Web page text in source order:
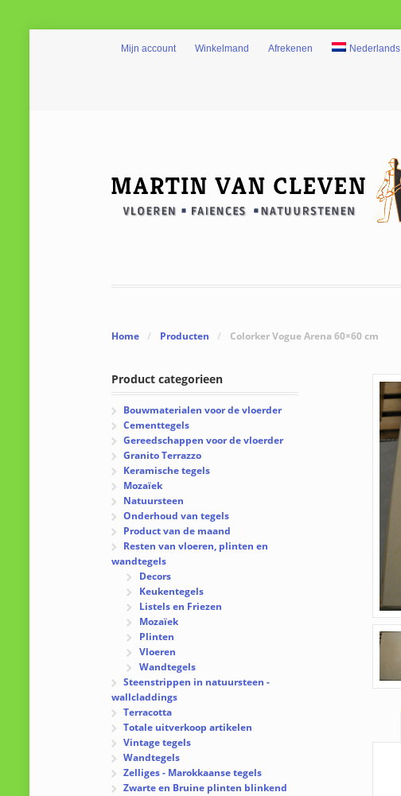
Mijn account Winkelmand Afrekenen Nederlands
Home / Producten / Colorker Vogue Arena 60×60 cm
Product categorieen
Bouwmaterialen voor de vloerder
Cementtegels
Gereedschappen voor de vloerder
Granito Terrazzo
Keramische tegels
Mozaïek
Natuursteen
Onderhoud van tegels
Product van de maand
Resten van vloeren, plinten en
wandtegels
Decors
Keukentegels
Listels en Friezen
Mozaïek
Plinten
Vloeren
Wandtegels
Steenstrippen in natuursteen -
wallcladdings
Terracotta
Totale uitverkoop artikelen
Vintage tegels
Wandtegels
Zelliges - Marokkaanse tegels
Zwarte en Bruine plinten blinkend